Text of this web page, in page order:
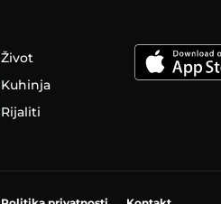
Život
Kuhinja
Rijaliti